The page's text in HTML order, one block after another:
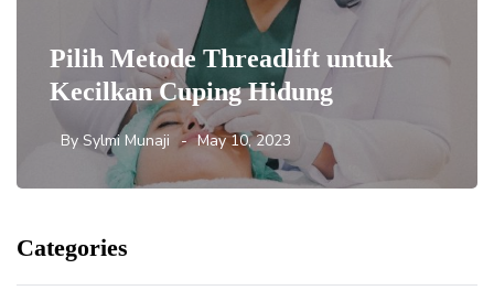
Pilih Metode Threadlift untuk
Kecilkan Cuping Hidung
By Sylmi Munaji May 10, 2023
Categories